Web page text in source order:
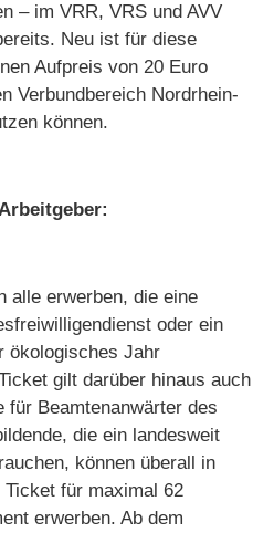
– im VRR, VRS und AVV
Neu ist für diese
Aufpreis von 20 Euro
Verbundbereich Nordrhein-
können.
alle erwerben, die eine
oder ein
ökologisches Jahr
gilt darüber hinaus auch
Beamtenanwärter des
die ein landesweit
können überall in
für maximal 62
erwerben. Ab dem